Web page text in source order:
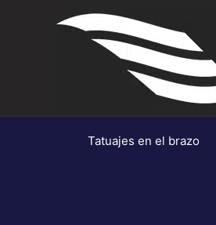
Tatuajes en el brazo